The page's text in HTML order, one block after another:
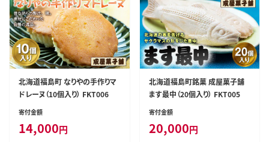
北海道福島町 なりやの手作りマ
ドレーヌ（10個入り） FKT006
寄付金額
14,000円
北海道福島町銘菓 成屋菓子舗
ます最中（20個入り） FKT005
寄付金額
20,000円